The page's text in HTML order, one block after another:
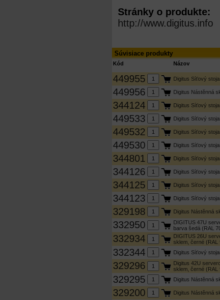
Stránky o produkte:
http://www.digitus.info
Súvisiace produkty
Kód Názov
449955 Digitus Síťový
449956 Digitus Nástěnná
344124 Digitus Síťový
449533 Digitus Síťový
449532 Digitus Síťový
449530 Digitus Síťový
344801 Digitus Síťový
344126 Digitus Síťový
344125 Digitus Síťový
344123 Digitus Síťový
329198 Digitus Nástěnná
332950
DIGITUS 47U
barva šedá (RAL
332934
DIGITUS 26U
sklem, černé (RAL
332344 Digitus Síťový
329296
Digitus 42U
sklem, černé (RAL
329295 Digitus Nástěnná
329200 Digitus Nástěnná